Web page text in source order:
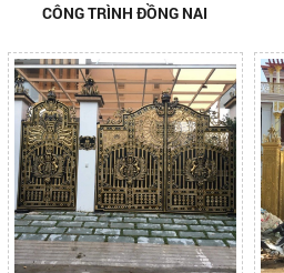
CÔNG TRÌNH ĐỒNG NAI